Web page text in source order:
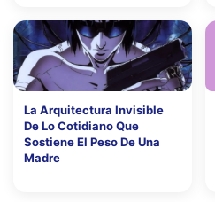
La Arquitectura Invisible
De Lo Cotidiano Que
Sostiene El Peso De Una
Madre